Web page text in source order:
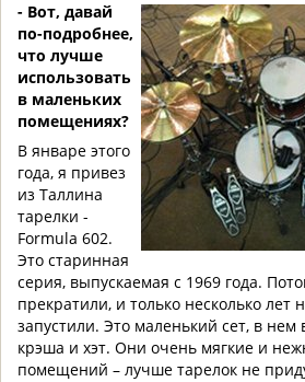
- Вот, давай
по-подробнее,
что лучше
использовать
в маленьких
помещениях?
В январе этого
года, я привез
из Таллина
тарелки -
Formula 602.
Это старинная
серия, выпускаемая с 1969 года.
прекратили, и только несколько лет
запустили. Это маленький сет, в нем
крэша и хэт. Они очень мягкие и
помещений – лучше тарелок не